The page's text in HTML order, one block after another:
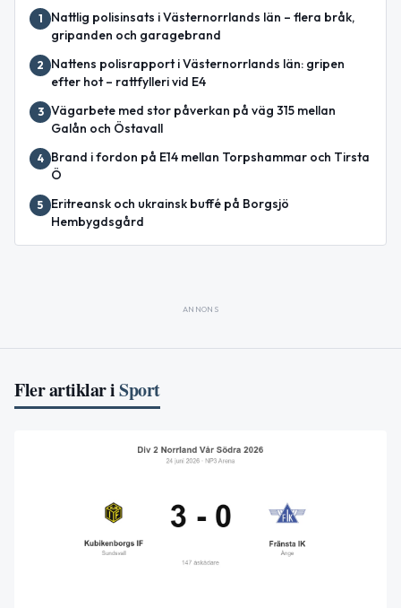
1
Nattlig polisinsats i Västernorrlands län – flera bråk,
gripanden och garagebrand
2
Nattens polisrapport i Västernorrlands län: gripen
efter hot – rattfylleri vid E4
3 Vägarbete med stor påverkan på väg 315 mellan
Galån och Östavall
4
Brand i fordon på E14 mellan Torpshammar och Tirsta
Ö
5
Eritreansk och ukrainsk buffé på Borgsjö
Hembygdsgård
ANNONS
Fler artiklar iSport